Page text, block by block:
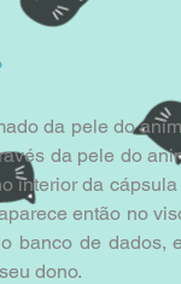
da pele do
da pele do
interior da
então no
banco de dados,
dono.